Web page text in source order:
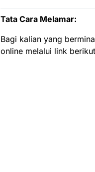
Tata Cara Melamar:
Bagi kalian yang
online melalui link